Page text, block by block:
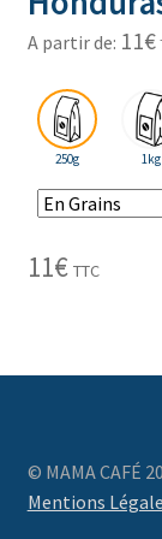
A partir de: 11€
250g 1kg
11€ TTC
© MAMA CAFÉ
Mentions